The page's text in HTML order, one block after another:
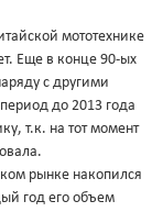
мототехнике
Еще в конце 90-ых
с другими
до 2013 года
т.к. на тот момент
рынке накопился
год его объем